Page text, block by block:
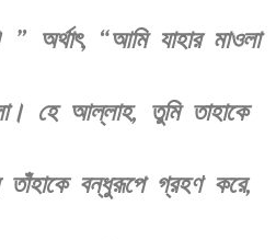
” অর্থাৎ, “আমি যাহার মাওলা
হে আল্লাহ, তুমি তাহাকে
বন্ধুরূপে গ্রহণ করে,